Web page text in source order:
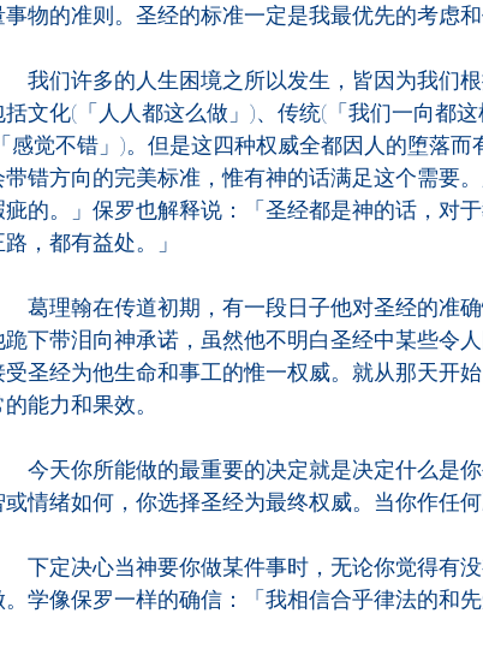
事物的准则。圣经的标准一定是我最优先的考虑和
们许多的人生困境之所以发生，皆因为我们根
括文化(「人人都这么做」)、传统(「我们一向都
感觉不错」)。但是这四种权威全都因人的堕落
带错方向的完美标准，惟有神的话满足这个需要
疵的。」保罗也解释说：「圣经都是神的话，对
路，都有益处。」
理翰在传道初期，有一段日子他对圣经的准确
跪下带泪向神承诺，虽然他不明白圣经中某些令
受圣经为他生命和事工的惟一权威。就从那天开
的能力和果效。
天你所能做的最重要的决定就是决定什么是你
或情绪如何，你选择圣经为最终权威。当你作任
定决心当神要你做某件事时，无论你觉得有没
。学像保罗一样的确信：「我相信合乎律法的和